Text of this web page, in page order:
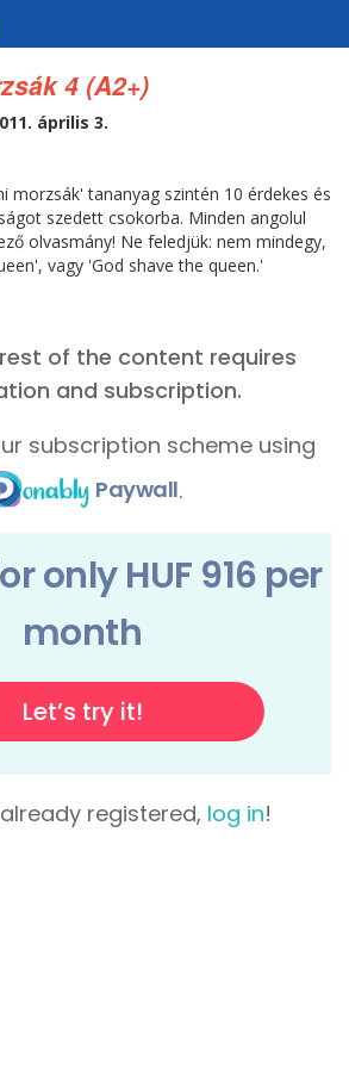
4 (A2+)
április 3.
morzsák' tananyag szintén 10 érdekes és
szedett csokorba. Minden angolul
olvasmány! Ne feledjük: nem mindegy,
vagy 'God shave the queen.'